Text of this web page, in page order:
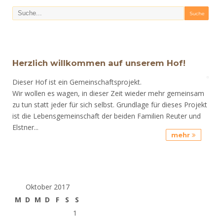
Herzlich willkommen auf unserem Hof!
Dieser Hof ist ein Gemeinschaftsprojekt.
Wir wollen es wagen, in dieser Zeit wieder mehr gemeinsam
zu tun statt jeder für sich selbst. Grundlage für dieses Projekt
ist die Lebensgemeinschaft der beiden Familien Reuter und
Elstner...
mehr
Oktober 2017
M D M D F S
S
1